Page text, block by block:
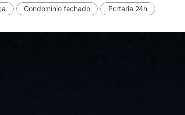
Condomínio fechado Portaria 24h